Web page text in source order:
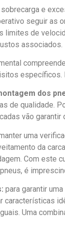
e
seguir as
limites de
associados.
específicos.
dos
de qualidade.
vão
uma
da
Com este
é
para garantir
Uma